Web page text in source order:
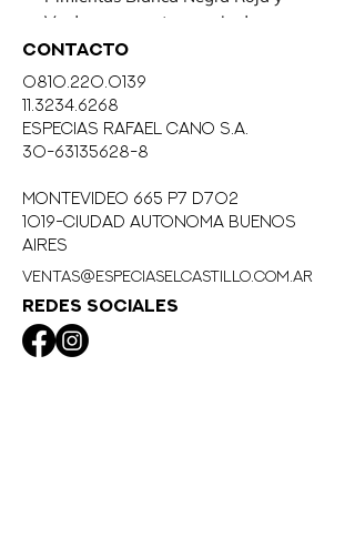
Verde que aporta un mix de
sabores y aromas incomparable.
CONTACTO
0810.220.0139
11.3234.6268
eSPECIAS RAFAEL CANO S.A.
30-63135628-8
MONTEVIDEO 665 P7 D702
1019-CIUDAD AUTONOMA BUENOS
AIRES
ventas@especiaselcastillo.com.ar
REDES SOCIALES